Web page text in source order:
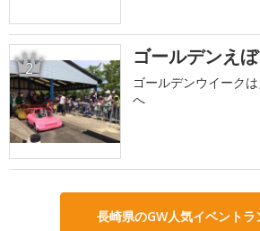
2 ゴールデンえ
ゴールデンウイーク
へ
長崎県のGW人気イベントラ